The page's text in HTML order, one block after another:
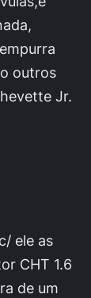
outros
Jr.
ele as
CHT 1.6
de um